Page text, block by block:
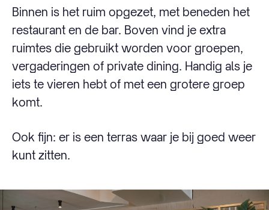
Binnen is het ruim opgezet, met beneden het
restaurant en de bar. Boven vind je extra
ruimtes die gebruikt worden voor groepen,
vergaderingen of private dining. Handig als je
iets te vieren hebt of met een grotere groep
komt.
Ook fijn: er is een terras waar je bij goed weer
kunt zitten.